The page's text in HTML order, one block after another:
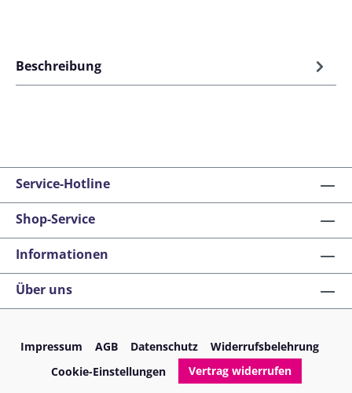
Beschreibung
Service-Hotline
Shop-Service
Informationen
Über uns
Impressum AGB Datenschutz
Widerrufsbelehrung
Cookie-Einstellungen
Vertrag widerrufen